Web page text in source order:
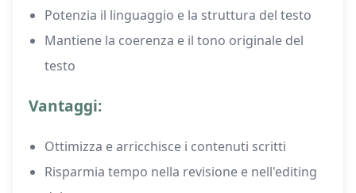
Potenzia il linguaggio e la struttura del testo
Mantiene la coerenza e il tono originale del
testo
Vantaggi:
Ottimizza e arricchisce i contenuti scritti
Risparmia tempo nella revisione e nell'editing